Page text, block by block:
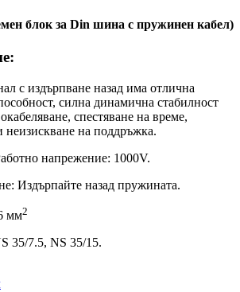
блок за Din шина с пружинен кабел)
с издърпване назад има отлична
силна динамична стабилност
спестяване на време,
неизискване на поддръжка.
напрежение: 1000V.
Издърпайте назад пружината.
мм2
35/7.5, NS 35/15.